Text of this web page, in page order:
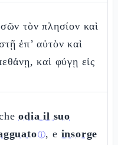
τὸν πλησίον καὶ
ἐπ’ αὐτὸν καὶ
καὶ φύγῃ εἰς
odia il suo
ⓘ, e insorge